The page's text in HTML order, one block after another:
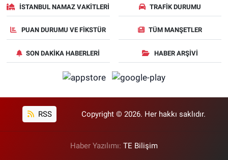
İSTANBUL NAMAZ VAKITLERI TRAFIK DURUMU
PUAN DURUMU VE FIKSTÜR TÜM MANŞETLER
SON DAKIKA HABERLERI HABER ARŞIVI
RSS Copyright © 2026. Her hakkı saklıdır.
Haber Yazılımı: TE Bilişim